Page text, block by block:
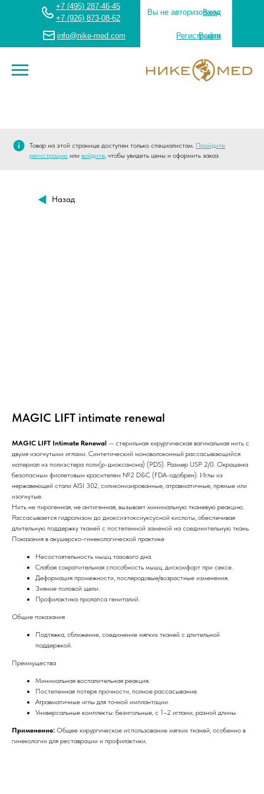
Выйти
info@nike-med.com
+7 (495) 287-46-45
+7 (926) 873-08-62
Вы не авторизованы
Вход
Регистрация
Товар на этой странице доступен только специалистам. Пройдите
регистрацию или войдите, чтобы увидеть цены и оформить заказ
Назад
MAGIC LIFT intimate renewal
MAGIC LIFT Intimate Renewal — стерильная хирургическая вагинальная нить с
двумя изогнутыми иглами. Синтетический моноволоконный рассасывающийся
материал из полиэстера поли(р-диоксанона) (PDS). Размер USP 2/0. Окрашена
безопасным фиолетовым красителем №2 D&C (FDA-одобрен). Иглы из
нержавеющей стали AISI 302, силиконизированные, атравматичные, прямые или
изогнутые.
Нить не пирогенная, не антигенная, вызывает минимальную тканевую реакцию.
Рассасывается гидролизом до диоксиэтоксиуксусной кислоты, обеспечивая
длительную поддержку тканей с постепенной заменой на соединительную ткань.
Показания в акушерско-гинекологической практике
Несостоятельность мышц тазового дна.
Слабая сократительная способность мышц, дискомфорт при сексе.
Деформация промежности, послеродовые/возрастные изменения.
Зияние половой щели.
Профилактика пролапса гениталий.
Общие показания
Подтяжка, сближение, соединение мягких тканей с длительной
поддержкой.
Преимущества
Минимальная воспалительная реакция.
Постепенная потеря прочности, полное рассасывание.
Атравматичные иглы для точной имплантации.
Универсальные комплекты: безигольные, с 1–2 иглами, разной длины.
Применение: Общее хирургическое использование мягких тканей, особенно в
гинекологии для реставрации и профилактики.